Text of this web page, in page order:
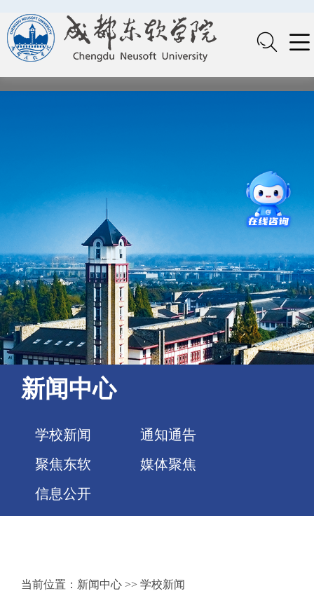
新闻中心
学校新闻
通知通告
聚焦东软
媒体聚焦
信息公开
当前位置： 新闻中心 >> 学校新闻